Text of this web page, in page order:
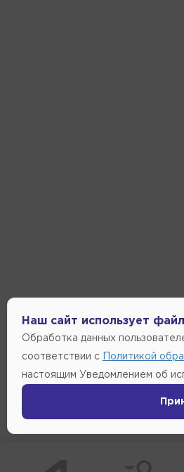
Наш сайт использует
Обработка данных
соответствии с Политикой
настоящим Уведомлением об